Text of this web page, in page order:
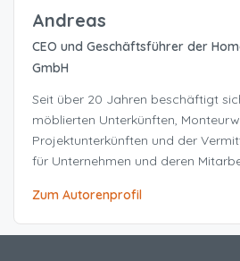
Andreas
CEO und Geschäftsführer der
GmbH
Seit über 20 Jahren beschäftigt
möblierten Unterkünften,
Projektunterkünften und der
für Unternehmen und deren
Zum Autorenprofil